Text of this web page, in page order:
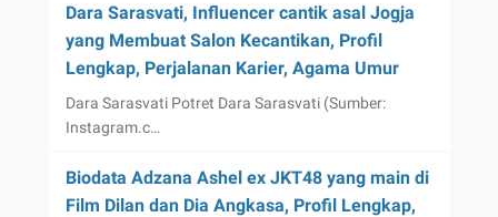
Dara Sarasvati, Influencer cantik asal Jogja
yang Membuat Salon Kecantikan, Profil
Lengkap, Perjalanan Karier, Agama Umur
Dara Sarasvati Potret Dara Sarasvati (Sumber:
Instagram.c…
Biodata Adzana Ashel ex JKT48 yang main di
Film Dilan dan Dia Angkasa, Profil Lengkap,